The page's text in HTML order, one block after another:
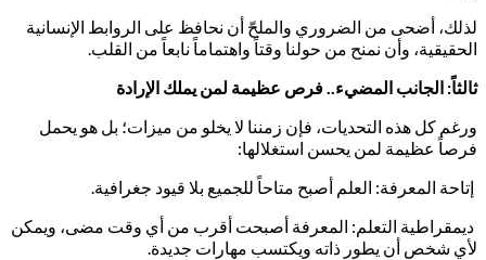
لذلك، أضحى من الضروري والملحّ أن نحافظ على الروابط الإنسانية
الحقيقية، وأن نمنح من حولنا وقتاً واهتماماً نابعاً من القلب.
ثالثاً: الجانب المضيء.. فرص عظيمة لمن يملك الإرادة
ورغم كل هذه التحديات، فإن زمننا لا يخلو من ميزات؛ بل هو يحمل
فرصاً عظيمة لمن يحسن استغلالها:
إتاحة المعرفة: العلم أصبح متاحاً للجميع بلا قيود جغرافية.
ديمقراطية التعلم: المعرفة أصبحت أقرب من أي وقت مضى، ويمكن
لأي شخص أن يطور ذاته ويكتسب مهارات جديدة.